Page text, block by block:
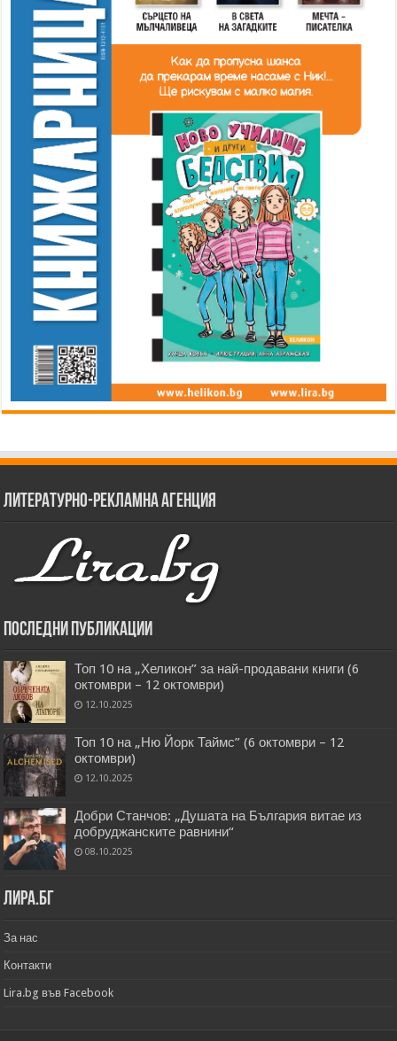
Литературно-рекламна агенция
Последни публикации
Топ 10 на „Хеликон” за най-продавани книги (6
октомври – 12 октомври)
12.10.2025
Топ 10 на „Ню Йорк Таймс” (6 октомври – 12
октомври)
12.10.2025
Добри Станчов: „Душата на България витае из
добруджанските равнини“
08.10.2025
Лира.бг
За нас
Контакти
Lira.bg във Facebook